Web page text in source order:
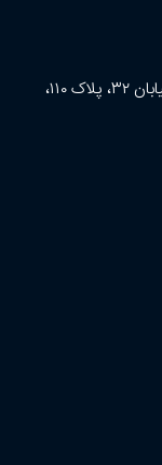
تهران، سعادت آباد، خیابان اصلی سعادت آباد، خیابان ۳۲، پلاک ۱۱۰،